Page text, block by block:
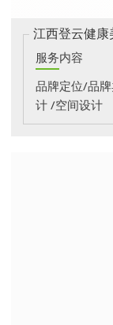
江西登云健康
服务内容
品牌定位/品
计 /空间设计